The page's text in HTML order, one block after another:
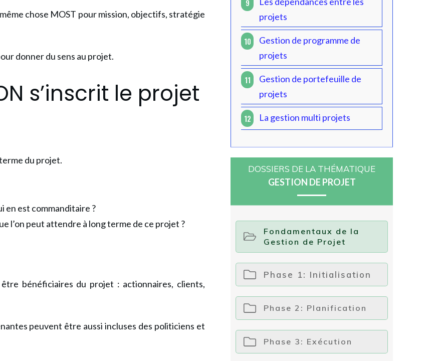
chose MOST pour mission, objectifs, stratégie
donner du sens au projet.
s’inscrit le projet
du projet.
en est commanditaire ?
l’on peut attendre à long terme de ce projet ?
bénéficiaires du projet : actionnaires, clients,
peuvent être aussi incluses des politiciens et
9
projets
10
Gestion de programme de
projets
11
Gestion de portefeuille de
projets
12 La gestion multi projets
DOSSIERS DE LA THÉMATIQUE
GESTION DE PROJET
Fondamentaux de la
Gestion de Projet
Phase 1: Initialisation
Phase 2: Planification
Phase 3: Exécution